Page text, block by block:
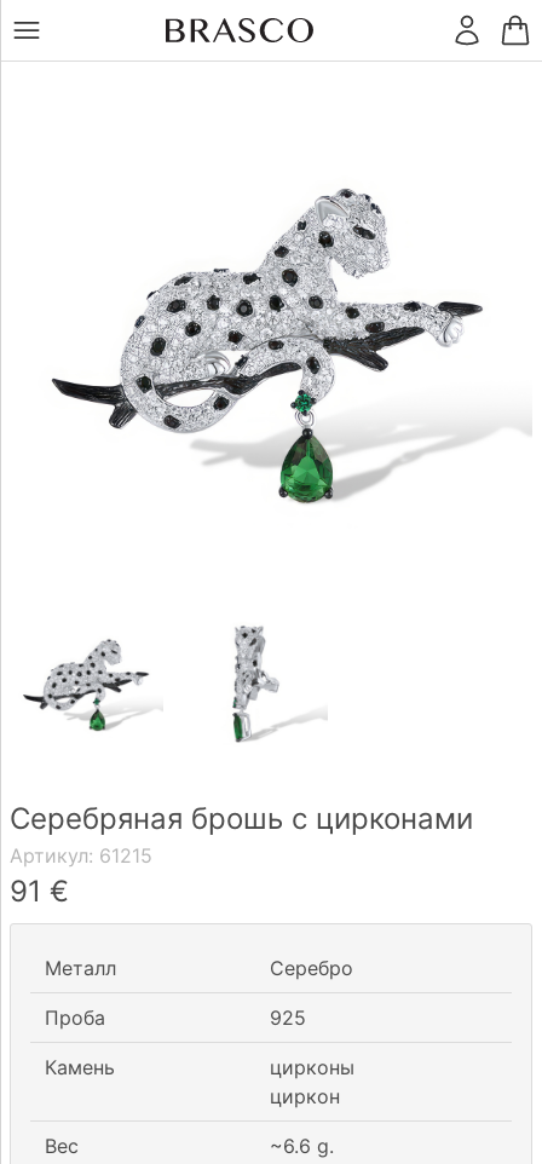
LT
Доставка
Оплата
Вопрос-
Реквизиты
Контакты
Серебряная брошь с цирконами
Артикул: 61215
91 €
Металл Серебро
Проба 925
Камень
цирконы
циркон
Вес ~6.6 g.